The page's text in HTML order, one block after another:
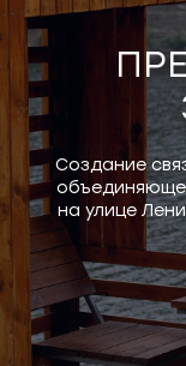
Создание
на улице